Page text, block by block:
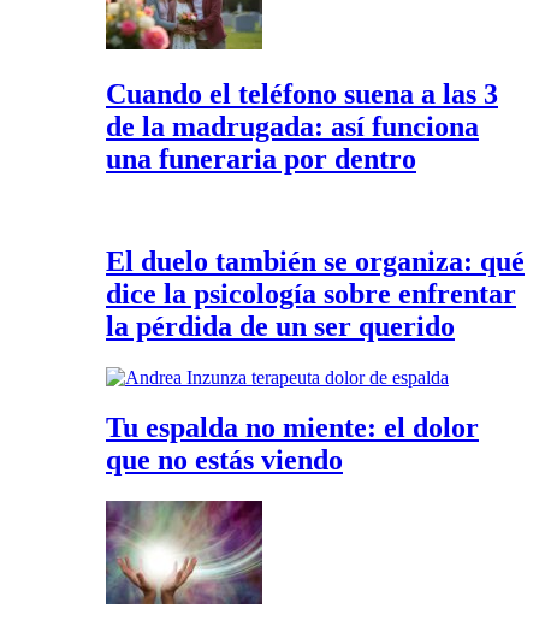
Cuando el teléfono suena a las 3
de la madrugada: así funciona
una funeraria por dentro
El duelo también se organiza: qué
dice la psicología sobre enfrentar
la pérdida de un ser querido
Tu espalda no miente: el dolor
que no estás viendo